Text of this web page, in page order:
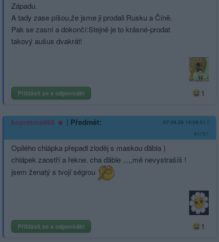
Západu.
A tady zase píšou,že jsme ji prodali Rusku a Číně.
Pak se zasní a dokončí:Stejně je to krásné-prodat
takový aušus dvakrát!
Přihlásit se a odpovědět 1
kopretina666 | Předmět: 07.08.26 14:08:51 |
#1797
Opilého chlápka přepadl zloděj s maskou ďábla )
chlápek zaostří a řekne. cha ďáble ...,,mě nevystrašíš !
jsem ženatý s tvojí ségrou
Přihlásit se a odpovědět 1